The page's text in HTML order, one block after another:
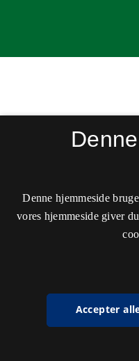
Denne hjemmeside
vores hjemmeside giver
Accepter